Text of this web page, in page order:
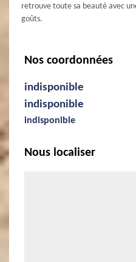
retrouve toute sa beauté avec
goûts.
Nos coordonnées
indisponible
indisponible
indisponible
Nous localiser